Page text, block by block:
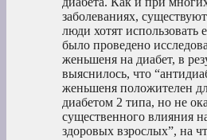
заболеваниях,
люди хотят использовать
было проведено
женьшеня на диабет, в
выяснилось, что
женьшеня положителен
диабетом 2 типа, но не
существенного влияния
здоровых взрослых”, на